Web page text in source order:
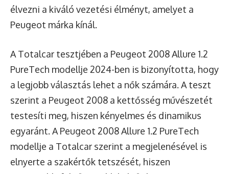
élvezni a kiváló vezetési élményt, amelyet a
Peugeot márka kínál.
A Totalcar tesztjében a Peugeot 2008 Allure 1.2
PureTech modellje 2024-ben is bizonyította, hogy
a legjobb választás lehet a nők számára. A teszt
szerint a Peugeot 2008 a kettősség művészetét
testesíti meg, hiszen kényelmes és dinamikus
egyaránt. A Peugeot 2008 Allure 1.2 PureTech
modellje a Totalcar szerint a megjelenésével is
elnyerte a szakértők tetszését, hiszen